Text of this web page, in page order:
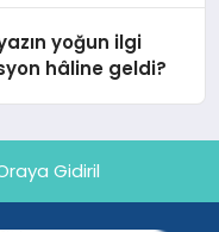
yoğun ilgi
hâline geldi?
Gidiril